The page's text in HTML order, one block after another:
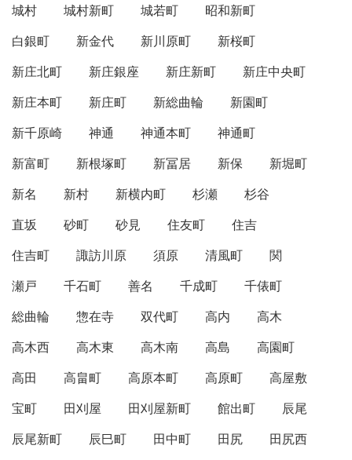
城村
城村新町 城若町
昭和新町
白銀町
新金代 新川原町
新桜町
新庄北町
新庄銀座 新庄新町
新庄中央町
新庄本町
新庄町 新総曲輪
新園町
新千原崎
神通 神通本町
神通町
新富町
新根塚町 新冨居 新保
新堀町
新名
新村 新横内町 杉瀬
杉谷
直坂
砂町 砂見 住友町
住吉
住吉町
諏訪川原 須原 清風町
関
瀬戸
千石町 善名 千成町
千俵町
総曲輪
惣在寺 双代町 高内
高木
高木西
高木東 高木南 高島
高園町
高田
高畠町 高原本町 高原町
高屋敷
宝町
田刈屋 田刈屋新町 館出町
辰尾
辰尾新町
辰巳町 田中町 田尻
田尻西